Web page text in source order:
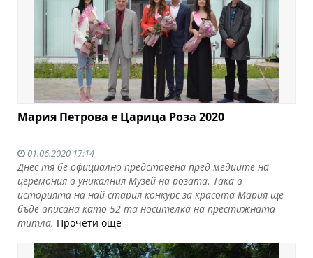
Мария Петрова е Царица Роза 2020
01.06.2020 17:14
Днес тя бе официално представена пред медиите на
церемония в уникалния Музей на розата. Така в
историята на най-стария конкурс за красота Мария ще
бъде вписана като 52-та носителка на престижната
титла. Прочети още